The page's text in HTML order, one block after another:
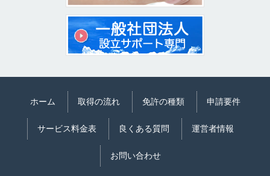
ホーム 取得の流れ 免許の種類 申請要件
サービス料金表 良くある質問 運営者情報
お問い合わせ